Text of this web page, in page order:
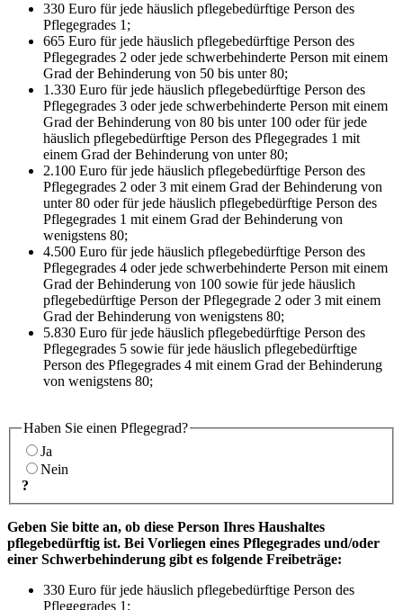
330 Euro für jede häuslich pflegebedürftige Person des
Pflegegrades 1;
665 Euro für jede häuslich pflegebedürftige Person des
Pflegegrades 2 oder jede schwerbehinderte Person mit einem
Grad der Behinderung von 50 bis unter 80;
1.330 Euro für jede häuslich pflegebedürftige Person des
Pflegegrades 3 oder jede schwerbehinderte Person mit einem
Grad der Behinderung von 80 bis unter 100 oder für jede
häuslich pflegebedürftige Person des Pflegegrades 1 mit
einem Grad der Behinderung von unter 80;
2.100 Euro für jede häuslich pflegebedürftige Person des
Pflegegrades 2 oder 3 mit einem Grad der Behinderung von
unter 80 oder für jede häuslich pflegebedürftige Person des
Pflegegrades 1 mit einem Grad der Behinderung von
wenigstens 80;
4.500 Euro für jede häuslich pflegebedürftige Person des
Pflegegrades 4 oder jede schwerbehinderte Person mit einem
Grad der Behinderung von 100 sowie für jede häuslich
pflegebedürftige Person der Pflegegrade 2 oder 3 mit einem
Grad der Behinderung von wenigstens 80;
5.830 Euro für jede häuslich pflegebedürftige Person des
Pflegegrades 5 sowie für jede häuslich pflegebedürftige
Person des Pflegegrades 4 mit einem Grad der Behinderung
von wenigstens 80;
Haben Sie einen Pflegegrad?
Ja
Nein
?
Geben Sie bitte an, ob diese Person Ihres Haushaltes
pflegebedürftig ist. Bei Vorliegen eines Pflegegrades und/oder
einer Schwerbehinderung gibt es folgende Freibeträge:
330 Euro für jede häuslich pflegebedürftige Person des
Pflegegrades 1;